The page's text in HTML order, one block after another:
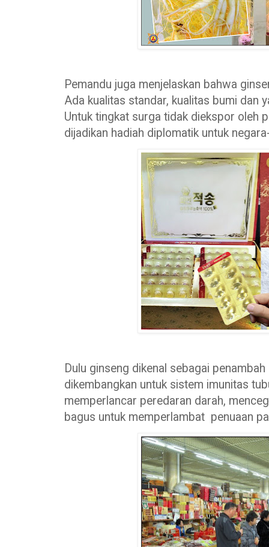
Pemandu juga menjelaskan bahwa
Ada kualitas standar, kualitas bumi dan
Untuk tingkat surga tidak diekspor oleh
dijadikan hadiah diplomatik untuk
Dulu ginseng dikenal sebagai
dikembangkan untuk sistem imunitas
memperlancar peredaran darah,
bagus untuk memperlambat penuaan